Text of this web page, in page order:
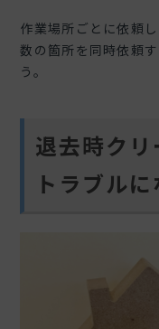
作業場所ごとに依頼
数の箇所を同時依頼
う。
退去時ク
トラブル